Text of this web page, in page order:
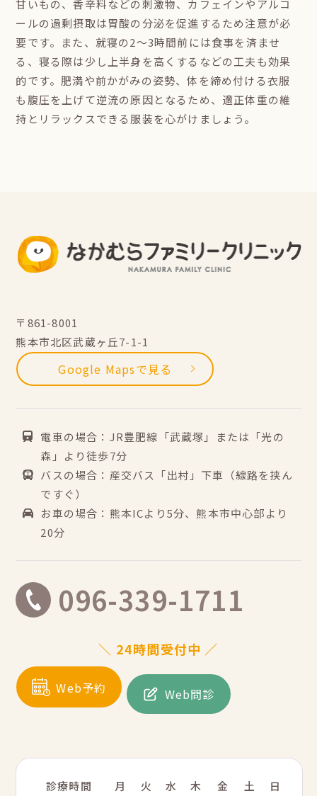
甘いもの、香辛料などの刺激物、カフェインやアルコ
ールの過剰摂取は胃酸の分泌を促進するため注意が必
要です。また、就寝の2〜3時間前には食事を済ませ
る、寝る際は少し上半身を高くするなどの工夫も効果
的です。肥満や前かがみの姿勢、体を締め付ける衣服
も腹圧を上げて逆流の原因となるため、適正体重の維
持とリラックスできる服装を心がけましょう。
〒861-8001
熊本市北区武蔵ヶ丘7-1-1
Google Mapsで見る
電車の場合：JR豊肥線「武蔵塚」または「光の
森」より徒歩7分
バスの場合：産交バス「出村」下車（線路を挟ん
ですぐ）
お車の場合：熊本ICより5分、熊本市中心部より
20分
096-339-1711
＼ 24時間受付中 ／
Web予約 Web問診
診療時間 月 火 水 木 金 土 日